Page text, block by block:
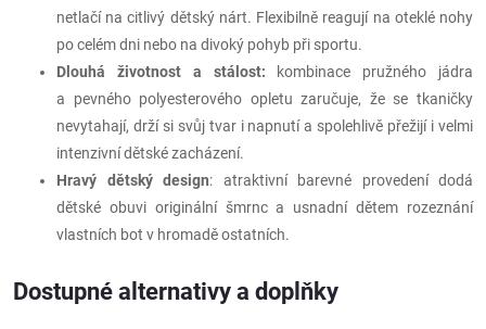
netlačí na citlivý dětský nárt. Flexibilně reagují na oteklé nohy
po celém dni nebo na divoký pohyb při sportu.
Dlouhá životnost a stálost: kombinace pružného jádra
a pevného polyesterového opletu zaručuje, že se tkaničky
nevytahají, drží si svůj tvar i napnutí a spolehlivě přežijí i velmi
intenzivní dětské zacházení.
Hravý dětský design: atraktivní barevné provedení dodá
dětské obuvi originální šmrnc a usnadní dětem rozeznání
vlastních bot v hromadě ostatních.
Dostupné alternativy a doplňky